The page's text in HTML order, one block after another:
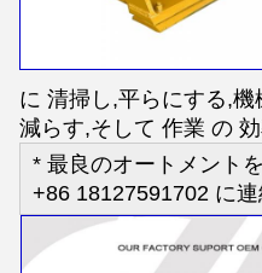
に 清掃し,平らにする,
減らす,そして 作業 の
* 最良のオートメント
+86 18127591702 に